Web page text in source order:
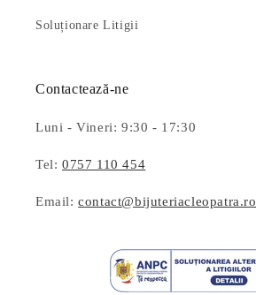
Soluționare Litigii
Contactează-ne
Luni - Vineri: 9:30 - 17:30
Tel:0757 110 454
Email:contact@bijuteriacleopatra.ro